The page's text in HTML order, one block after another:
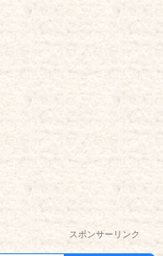
スポンサーリンク